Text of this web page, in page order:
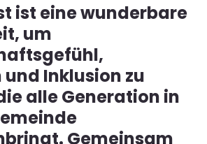
ist eine wunderbare
um
Inklusion zu
alle Generation in
Gemeinsam